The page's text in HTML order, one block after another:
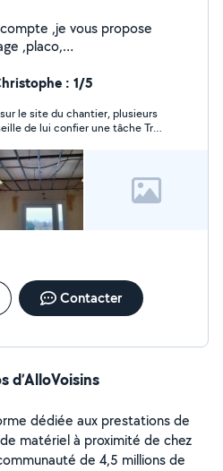
,je vous propose
,placo,
: 1/5
le site du chantier, plusieurs
de lui confier une tâche Très
Contacter
d’AlloVoisins
dédiée aux prestations de
matériel à proximité de chez
de 4,5 millions de